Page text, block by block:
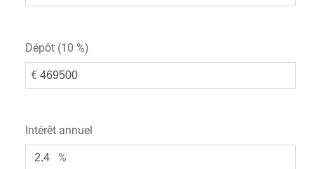
Dépôt (10 %)
€
Intérêt annuel
%